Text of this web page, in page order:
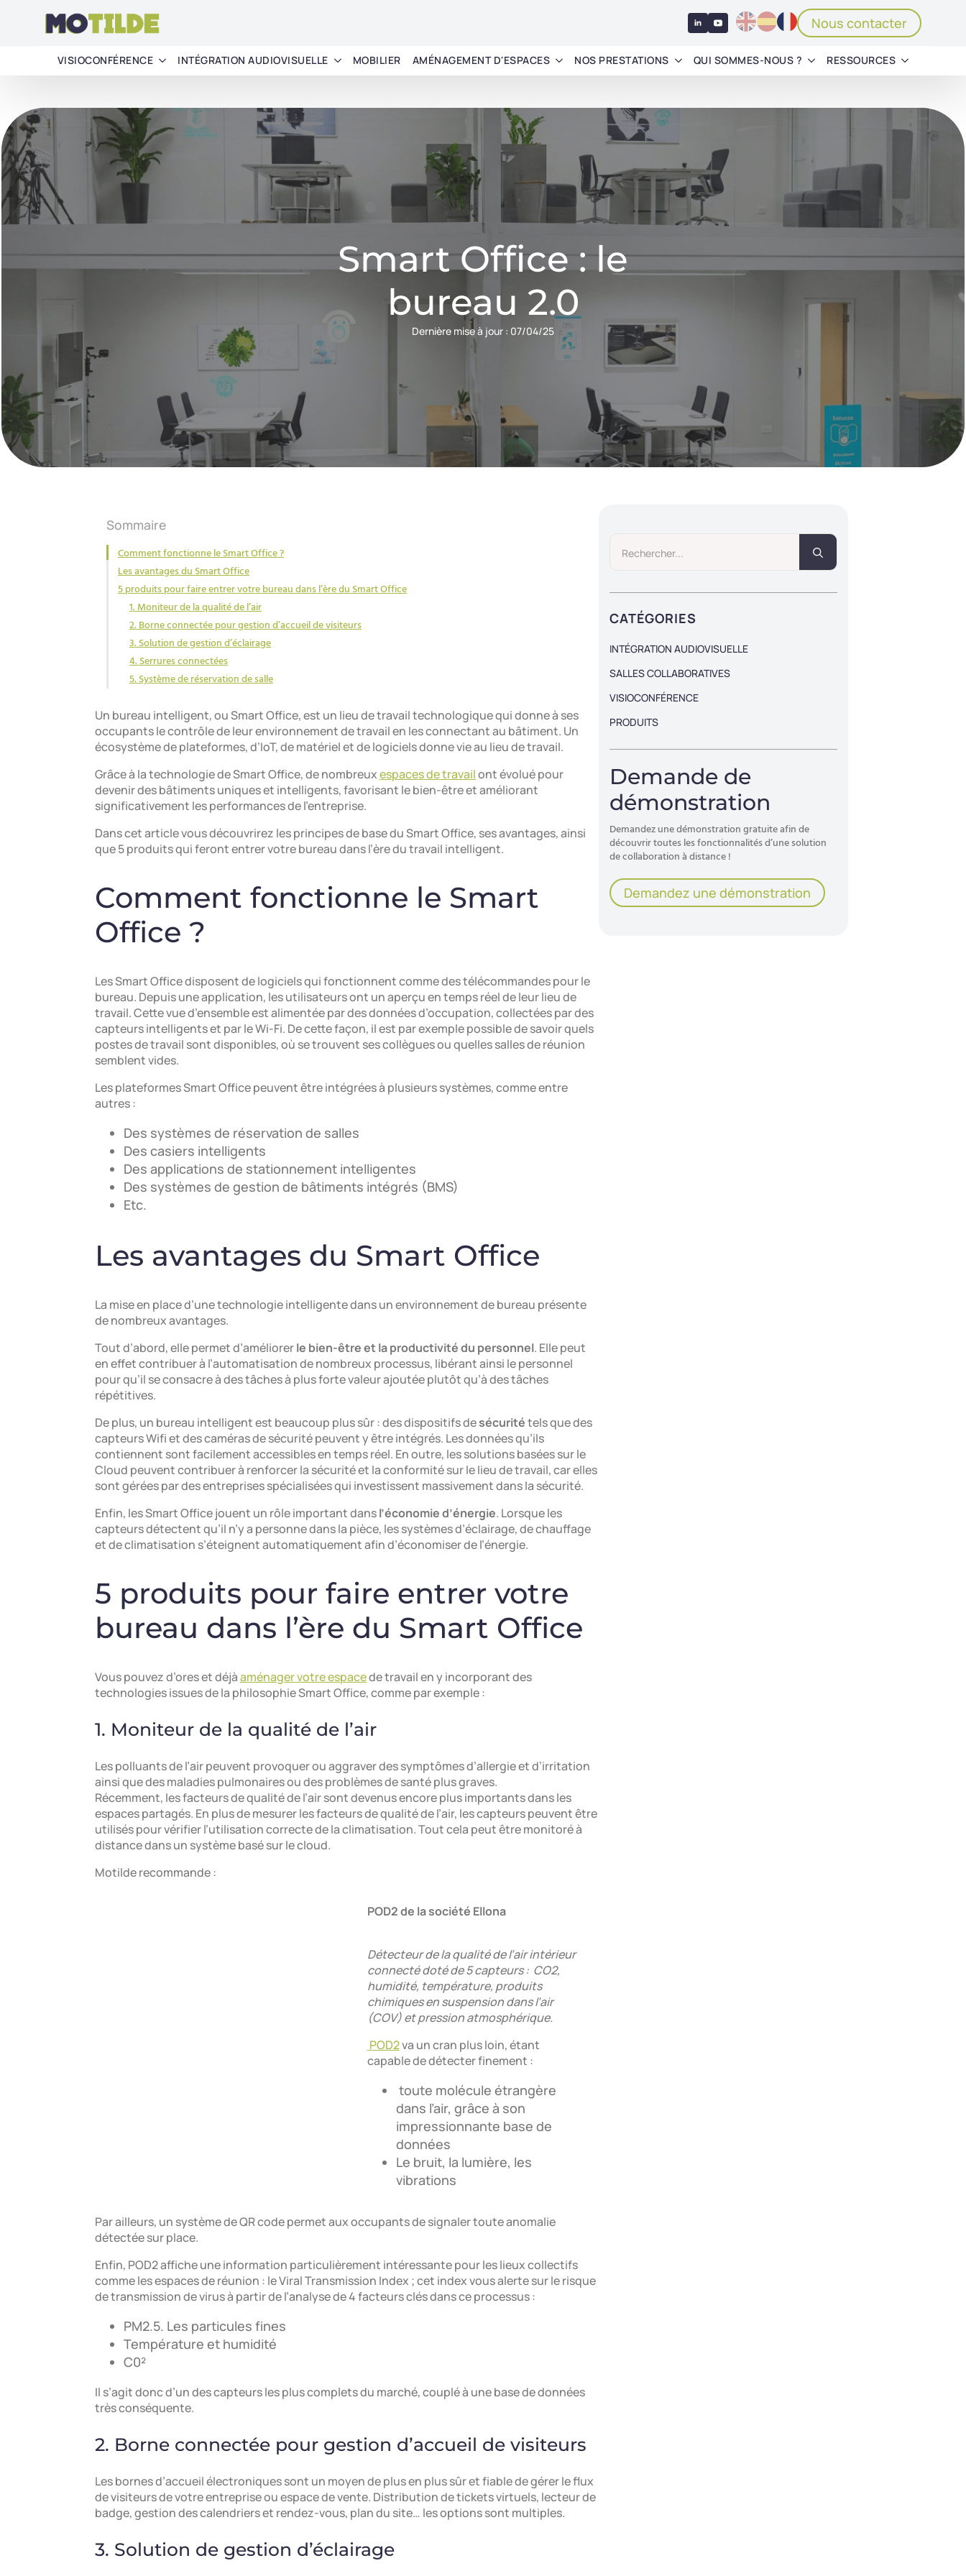
Nous contacter
VISIOCONFÉRENCE INTÉGRATION AUDIOVISUELLE MOBILIER AMÉNAGEMENT D'ESPACES NOS PRESTATIONS QUI SOMMES-NOUS ? RESSOURCES
Smart Office : le
bureau 2.0
Dernière mise à jour : 07/04/25
Sommaire
Comment fonctionne le Smart Office ?
Les avantages du Smart Office
5 produits pour faire entrer votre bureau dans l’ère du Smart Office
1. Moniteur de la qualité de l’air
2. Borne connectée pour gestion d’accueil de visiteurs
3. Solution de gestion d’éclairage
4. Serrures connectées
5. Système de réservation de salle
Un bureau intelligent, ou Smart Office, est un lieu de travail technologique qui donne à ses
occupants le contrôle de leur environnement de travail en les connectant au bâtiment. Un
écosystème de plateformes, d’IoT, de matériel et de logiciels donne vie au lieu de travail.
Grâce à la technologie de Smart Office, de nombreuxespaces de travailont évolué pour
devenir des bâtiments uniques et intelligents, favorisant le bien-être et améliorant
significativement les performances de l’entreprise.
Dans cet article vous découvrirez les principes de base du Smart Office, ses avantages, ainsi
que 5 produits qui feront entrer votre bureau dans l’ère du travail intelligent.
Comment fonctionne le Smart
Office ?
Les Smart Office disposent de logiciels qui fonctionnent comme des télécommandes pour le
bureau. Depuis une application, les utilisateurs ont un aperçu en temps réel de leur lieu de
travail. Cette vue d’ensemble est alimentée par des données d’occupation, collectées par des
capteurs intelligents et par le Wi-Fi. De cette façon, il est par exemple possible de savoir quels
postes de travail sont disponibles, où se trouvent ses collègues ou quelles salles de réunion
semblent vides.
Les plateformes Smart Office peuvent être intégrées à plusieurs systèmes, comme entre
autres :
Des systèmes de réservation de salles
Des casiers intelligents
Des applications de stationnement intelligentes
Des systèmes de gestion de bâtiments intégrés (BMS)‍
Etc.
Les avantages du Smart Office
La mise en place d’une technologie intelligente dans un environnement de bureau présente
de nombreux avantages.
Tout d’abord, elle permet d’améliorerle bien-être et la productivité du personnel. Elle peut
en effet contribuer à l’automatisation de nombreux processus, libérant ainsi le personnel
pour qu’il se consacre à des tâches à plus forte valeur ajoutée plutôt qu’à des tâches
répétitives.
De plus, un bureau intelligent est beaucoup plus sûr : des dispositifs desécuritétels que des
capteurs Wifi et des caméras de sécurité peuvent y être intégrés. Les données qu’ils
contiennent sont facilement accessibles en temps réel. En outre, les solutions basées sur le
Cloud peuvent contribuer à renforcer la sécurité et la conformité sur le lieu de travail, car elles
sont gérées par des entreprises spécialisées qui investissent massivement dans la sécurité.
Enfin, les Smart Office jouent un rôle important dansl’économie d’énergie. Lorsque les
capteurs détectent qu’il n’y a personne dans la pièce, les systèmes d’éclairage, de chauffage
et de climatisation s’éteignent automatiquement afin d’économiser de l’énergie.
5 produits pour faire entrer votre
bureau dans l’ère du Smart Office
Vous pouvez d’ores et déjàaménager votre espacede travail en y incorporant des
technologies issues de la philosophie Smart Office, comme par exemple :
1. Moniteur de la qualité de l’air
Les polluants de l’air peuvent provoquer ou aggraver des symptômes d’allergie et d’irritation
ainsi que des maladies pulmonaires ou des problèmes de santé plus graves.
Récemment, les facteurs de qualité de l’air sont devenus encore plus importants dans les
espaces partagés. En plus de mesurer les facteurs de qualité de l’air, les capteurs peuvent être
utilisés pour vérifier l’utilisation correcte de la climatisation. Tout cela peut être monitoré à
distance dans un système basé sur le cloud.
Motilde recommande :
POD2 de la société Ellona
Détecteur de la qualité de l’air intérieur
connecté doté de 5 capteurs : CO2,
humidité, température, produits
chimiques en suspension dans l’air
(COV) et pression atmosphérique.
POD2va un cran plus loin, étant
capable de détecter finement :
toute molécule étrangère
dans l’air, grâce à son
impressionnante base de
données
Le bruit, la lumière, les
vibrations
Par ailleurs, un système de QR code permet aux occupants de signaler toute anomalie
détectée sur place.
Enfin, POD2 affiche une information particulièrement intéressante pour les lieux collectifs
comme les espaces de réunion : le Viral Transmission Index ; cet index vous alerte sur le risque
de transmission de virus à partir de l’analyse de 4 facteurs clés dans ce processus :
PM2.5. Les particules fines
Température et humidité
C0²
Il s’agit donc d’un des capteurs les plus complets du marché, couplé à une base de données
très conséquente.
2. Borne connectée pour gestion d’accueil de visiteurs
Les bornes d’accueil électroniques sont un moyen de plus en plus sûr et fiable de gérer le flux
de visiteurs de votre entreprise ou espace de vente. Distribution de tickets virtuels, lecteur de
badge, gestion des calendriers et rendez-vous, plan du site… les options sont multiples.
3. Solution de gestion d’éclairage
Search
CATÉGORIES
INTÉGRATION AUDIOVISUELLE
SALLES COLLABORATIVES
VISIOCONFÉRENCE
PRODUITS
Demande de
démonstration
Demandez une démonstration gratuite afin de
découvrir toutes les fonctionnalités d’une solution
de collaboration à distance !
Demandez une démonstration